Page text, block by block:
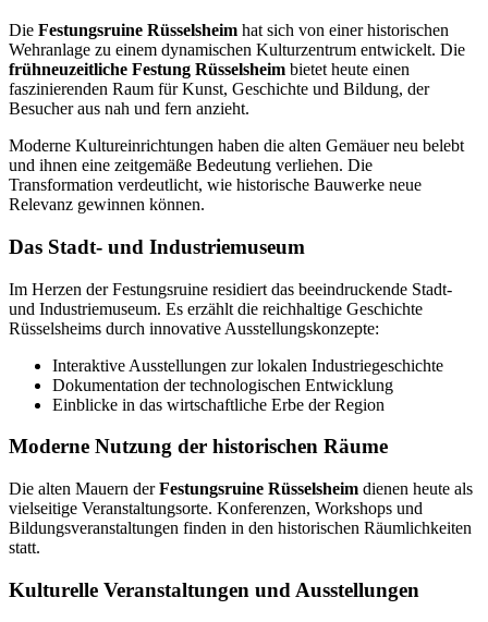
Die Festungsruine Rüsselsheim hat sich von einer historischen
Wehranlage zu einem dynamischen Kulturzentrum entwickelt. Die
frühneuzeitliche Festung Rüsselsheim bietet heute einen
faszinierenden Raum für Kunst, Geschichte und Bildung, der
Besucher aus nah und fern anzieht.
Moderne Kultureinrichtungen haben die alten Gemäuer neu belebt
und ihnen eine zeitgemäße Bedeutung verliehen. Die
Transformation verdeutlicht, wie historische Bauwerke neue
Relevanz gewinnen können.
Das Stadt- und Industriemuseum
Im Herzen der Festungsruine residiert das beeindruckende Stadt-
und Industriemuseum. Es erzählt die reichhaltige Geschichte
Rüsselsheims durch innovative Ausstellungskonzepte:
Interaktive Ausstellungen zur lokalen Industriegeschichte
Dokumentation der technologischen Entwicklung
Einblicke in das wirtschaftliche Erbe der Region
Moderne Nutzung der historischen Räume
Die alten Mauern derFestungsruine Rüsselsheim dienen heute als
vielseitige Veranstaltungsorte. Konferenzen, Workshops und
Bildungsveranstaltungen finden in den historischen Räumlichkeiten
statt.
Kulturelle Veranstaltungen und Ausstellungen